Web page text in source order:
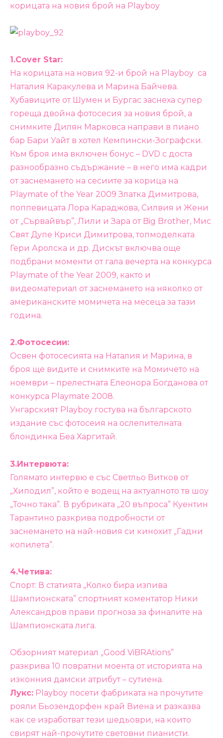
корицата на новия брой на Playboy
1.Cover Star:
На корицата на новия 92-и брой на Playboy са
Наталия Каракулева и Марина Байчева.
Хубавиците от Шумен и Бургас заснеха супер
гореща двойна фотосесия за новия брой, а
снимките Дилян Марковса направи в пиано
бар Бари Уайт в хотел Кемпински-Зографски.
Към броя има включен бонус – DVD с доста
разнообразно съдържание – в него има кадри
от заснемането на сесиите за корица на
Playmate of the Year 2009 Златка Димитрова,
поппевицата Лора Караджова, Силвия и Жени
от „Сървайвър”, Лили и Зара от Big Brother, Мис
Свят Дупе Криси Димитрова, топмоделката
Гери Аролска и др. Дискът включва още
подбрани моменти от гала вечерта на конкурса
Playmate of the Year 2009, както и
видеоматериал от заснемането на няколко от
американските момичета на месеца за тази
година.
2.Фотосесии:
Освен фотосесията на Наталия и Марина, в
броя ще видите и снимките на Момичето на
ноември – прелестната Елеонора Богданова от
конкурса Playmate 2008.
Унгарският Playboy гостува на българското
издание със фотосеия на ослепителната
блондинка Беа Харгитай.
3.Интервюта:
Голямато интервю е със Светльо Витков от
„Хиподил”, който е водещ на актуалното тв шоу
„Точно така”. В рубриката „20 въпроса” Куентин
Тарантино разкрива подробности от
заснемането на най-новия си кинохит „Гадни
копилета”.
4.Четива:
Спорт: В статията „Колко бира изпива
Шампионската” спортният коментатор Ники
Александров прави прогноза за финалите на
Шампионската лига.
Обзорният материал „Good ViBRAtions”
разкрива 10 повратни моента от историята на
изконния дамски атрибут – сутиена.
Лукс: Playboy посети фабриката на прочутите
рояли Бьозендорфен край Виена и разказва
как се изработват тези шедьоври, на които
свирят най-прочутите световни пианисти.